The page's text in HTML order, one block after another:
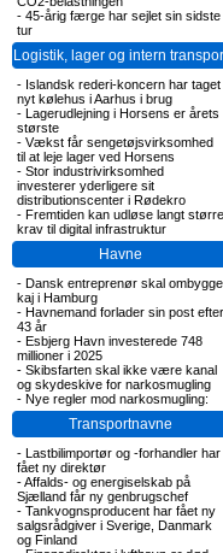
- 45-årig færge har sejlet sin sidste
tur
Logistik, lager og intern
- Islandsk rederi-koncern har taget
nyt kølehus i Aarhus i brug
- Lagerudlejning i Horsens er årets
største
- Vækst får sengetøjsvirksomhed
til at leje lager ved Horsens
- Stor industrivirksomhed
investerer yderligere sit
distributionscenter i Rødekro
- Fremtiden kan udløse langt større
krav til digital infrastruktur
Havne
- Dansk entreprenør skal ombygge
kaj i Hamburg
- Havnemand forlader sin post efter
43 år
- Esbjerg Havn investerede 748
millioner i 2025
- Skibsfarten skal ikke være kanal
og skydeskive for narkosmugling
- Nye regler mod narkosmugling:
Transportnavne
- Lastbilimportør og -forhandler har
fået ny direktør
-Affalds- og energiselskab på
Sjælland får ny genbrugschef
- Tankvognsproducent har fået ny
salgsrådgiver i Sverige, Danmark
og Finland